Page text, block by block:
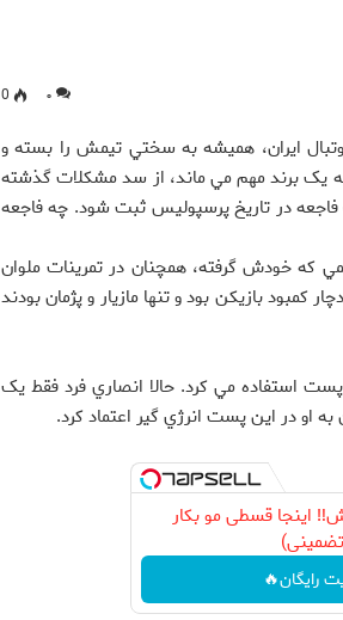
۰ 0
ايران، هميشه به سختي تيمش را بسته و
يک برند مهم مي ماند، از سد مشکلات گذشته
فاجعه در تاريخ پرسپوليس ثبت شود. چه فاجعه
که خودش گرفته، همچنان در تمرينات ملوان
بازيکن بود و تنها مازيار و پژمان بودند
پست استفاده مي کرد. حالا انصاري فرد فقط يک
به او در اين پست انرژي گير اعتماد کرد.
اینجا قسطی مو بکار
رایگان🔥